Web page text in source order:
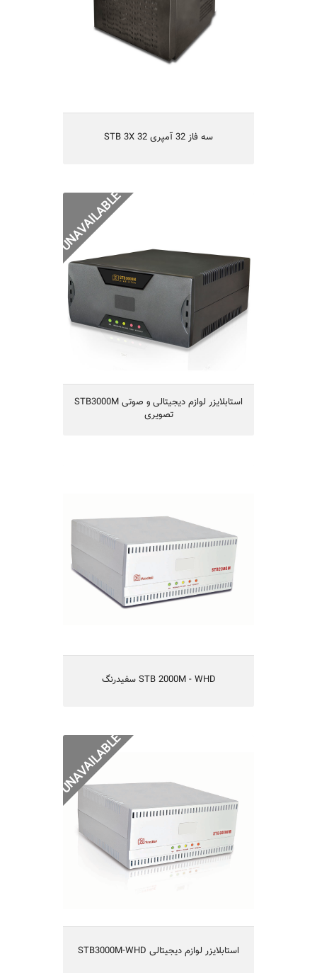
STB 3X 32 سه فاز 32 آمپری
power failures
STB3000M استابلایزر لوازم دیجیتالی و صوتی
تصویری
سفیدرنگ STB 2000M - WHD
STB3000M-WHD استابلایزر لوازم دیجیتالی
STB3000M-WHD استابلایزر لوازم دیجیتالی